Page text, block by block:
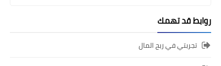
روابط قد تهمك
تجربتي في ربح المال